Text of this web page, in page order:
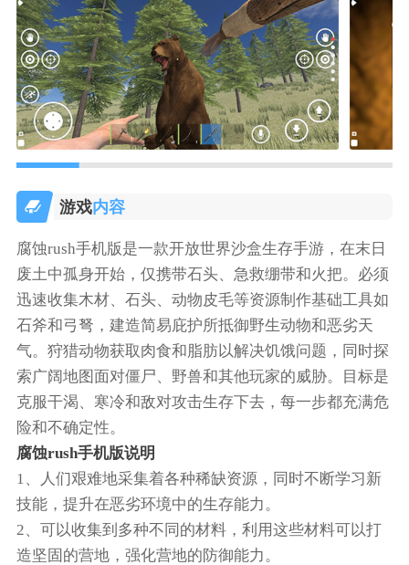
游戏内容
腐蚀rush手机版是一款开放世界沙盒生存手游，在末日
废土中孤身开始，仅携带石头、急救绷带和火把。必须
迅速收集木材、石头、动物皮毛等资源制作基础工具如
石斧和弓弩，建造简易庇护所抵御野生动物和恶劣天
气。狩猎动物获取肉食和脂肪以解决饥饿问题，同时探
索广阔地图面对僵尸、野兽和其他玩家的威胁。目标是
克服干渴、寒冷和敌对攻击生存下去，每一步都充满危
险和不确定性。
腐蚀rush手机版说明
1、人们艰难地采集着各种稀缺资源，同时不断学习新
技能，提升在恶劣环境中的生存能力。
2、可以收集到多种不同的材料，利用这些材料可以打
造坚固的营地，强化营地的防御能力。